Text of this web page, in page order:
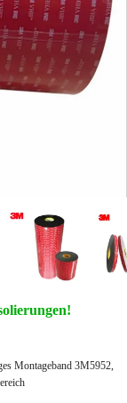
Montageband 3M5952,